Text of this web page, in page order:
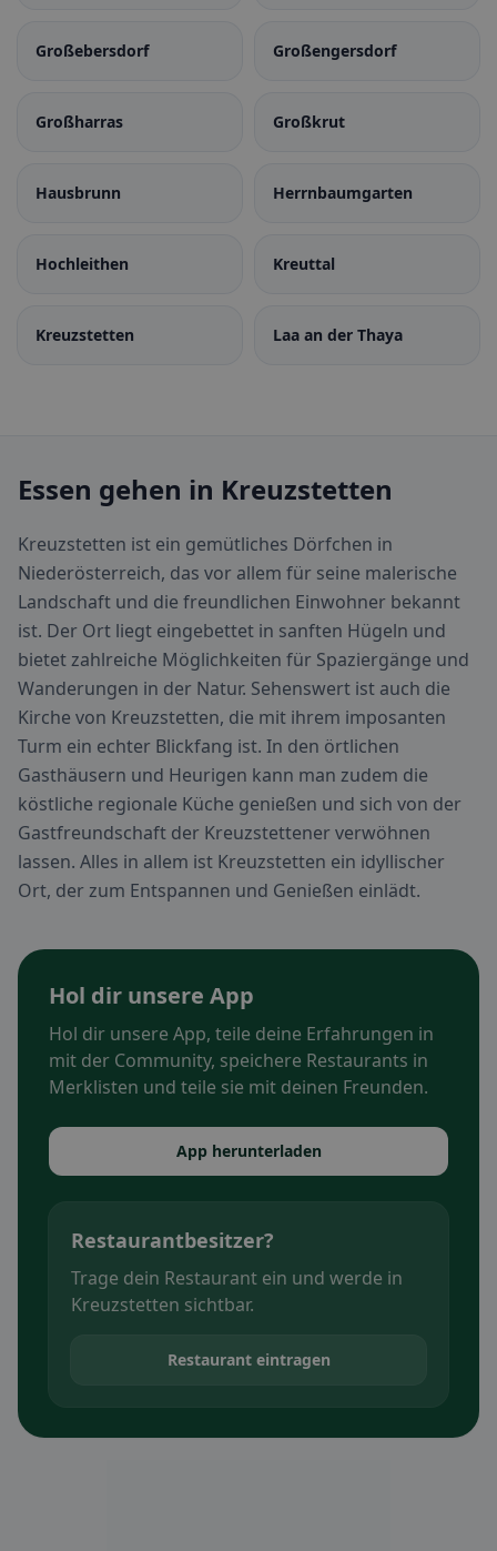
Großebersdorf Großengersdorf
Großharras Großkrut
Hausbrunn Herrnbaumgarten
Hochleithen Kreuttal
Kreuzstetten Laa an der Thaya
Essen gehen in Kreuzstetten
Kreuzstetten ist ein gemütliches Dörfchen in
Niederösterreich, das vor allem für seine malerische
Landschaft und die freundlichen Einwohner bekannt
ist. Der Ort liegt eingebettet in sanften Hügeln und
bietet zahlreiche Möglichkeiten für Spaziergänge und
Wanderungen in der Natur. Sehenswert ist auch die
Kirche von Kreuzstetten, die mit ihrem imposanten
Turm ein echter Blickfang ist. In den örtlichen
Gasthäusern und Heurigen kann man zudem die
köstliche regionale Küche genießen und sich von der
Gastfreundschaft der Kreuzstettener verwöhnen
lassen. Alles in allem ist Kreuzstetten ein idyllischer
Ort, der zum Entspannen und Genießen einlädt.
Hol dir unsere App
Hol dir unsere App, teile deine Erfahrungen in
mit der Community, speichere Restaurants in
Merklisten und teile sie mit deinen Freunden.
App herunterladen
Restaurantbesitzer?
Trage dein Restaurant ein und werde in
Kreuzstetten sichtbar.
Restaurant eintragen